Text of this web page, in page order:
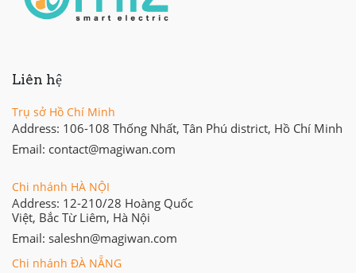
Liên hệ
Trụ sở Hồ Chí Minh
Address: 106-108 Thống Nhất, Tân Phú district, Hồ Chí Minh
Email: contact@magiwan.com
Chi nhánh HÀ NỘI
Address: 12-210/28 Hoàng Quốc
Việt, Bắc Từ Liêm, Hà Nội
Email: saleshn@magiwan.com
Chi nhánh ĐÀ NẴNG